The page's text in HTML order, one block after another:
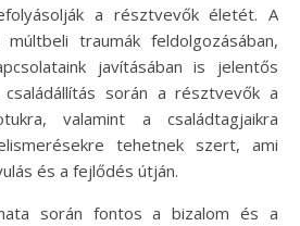
a résztvevők életét. A
traumák feldolgozásában,
javításában is jelentős
során a résztvevők a
valamint a családtagjaikra
tehetnek szert, ami
és a fejlődés útján.
során fontos a bizalom és a